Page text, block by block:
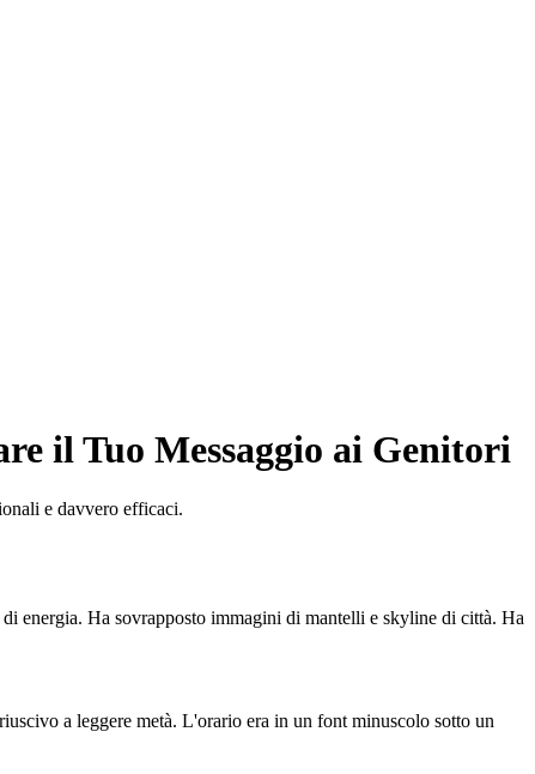
il Tuo Messaggio ai Genitori
e davvero efficaci.
energia. Ha sovrapposto immagini di mantelli e skyline di città. Ha
a leggere metà. L'orario era in un font minuscolo sotto un